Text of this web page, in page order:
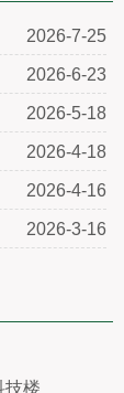
2026-7-25
2026-6-23
2026-5-18
2026-4-18
2026-4-16
2026-3-16
技楼